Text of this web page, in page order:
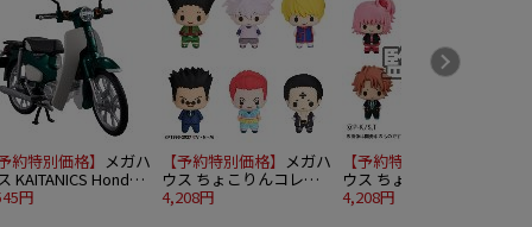
予約特別価格】 メガハ
KAITANICS Honda
パーカブ110 タスマ
円
【予約特別価格】 メガハ
ウス ちょこりんコレク
ション
4,208円
【予約特別価格】
ウス ちょこりんコレク
ション しゅごキャラ！ 6
4,208円